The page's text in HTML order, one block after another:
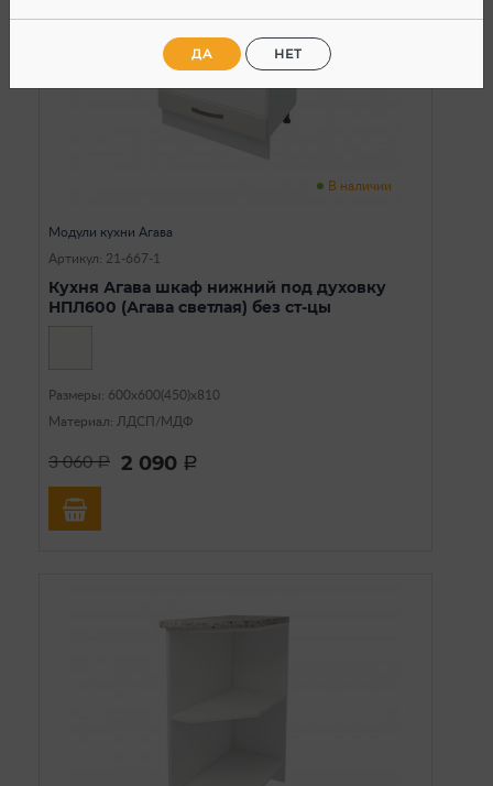
В наличии
Модули кухни Агава
Артикул: 21-667-1
Кухня Агава шкаф нижний под духовку
НПЛ600 (Агава светлая) без ст-цы
Размеры: 600х600(450)х810
Материал: ЛДСП/МДФ
3 060a 2 090 a
ДА НЕТ